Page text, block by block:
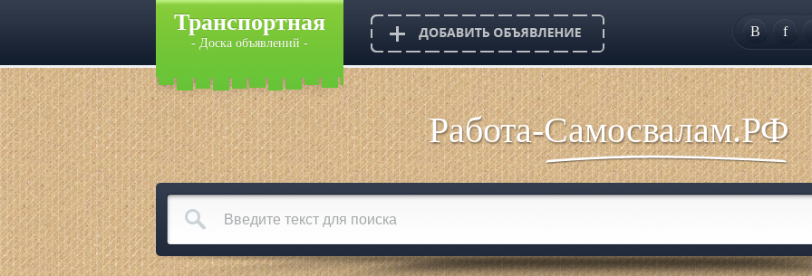
Транспортная
- Доска объявлений -
B f
Работа-Самосвалам.РФ